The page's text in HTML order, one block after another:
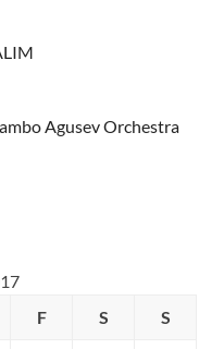
Agusev Orchestra
F S S